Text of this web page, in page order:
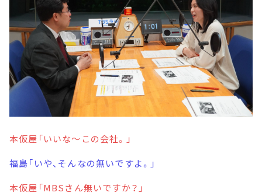
本仮屋「いいな～この会社。」
福島「いや、そんなの無いですよ。」
本仮屋「MBSさん無いですか？」